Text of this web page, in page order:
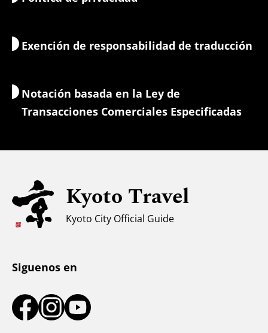
Alojamientos
Guías-intérpretes
Cambio de moneda/Impuestos
Información de seguridad
Apoyo a los musulmanes
Clima y ropa
Exención de responsabilidad de traducción
Notación basada en la Ley de
Transacciones Comerciales Especificadas
Kyoto Travel
Kyoto City Official Guide
Siguenos en